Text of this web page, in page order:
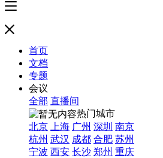
首页
文档
专题
会议
全部 直播间
热门城市
北京
上海 广州 深圳 南京
杭州 武汉 成都 合肥 苏州
宁波 西安 长沙 郑州 重庆